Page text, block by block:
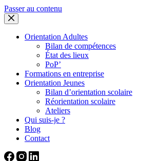
Passer au contenu
Orientation Adultes
Bilan de compétences
État des lieux
PoP’
Formations en entreprise
Orientation Jeunes
Bilan d’orientation scolaire
Réorientation scolaire
Ateliers
Qui suis-je ?
Blog
Contact